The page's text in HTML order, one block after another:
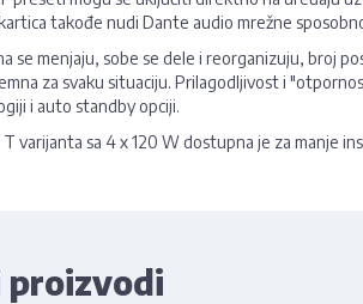
takođe nudi Dante audio mrežne
se menjaju, sobe se dele i reorganizuju, broj
za svaku situaciju. Prilagodljivost i
i auto standby opciji.
T varijanta sa 4 x 120 W dostupna je za manje
proizvodi